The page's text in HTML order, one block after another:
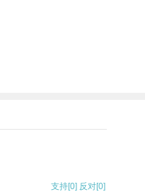
支持[0] 反对[0]